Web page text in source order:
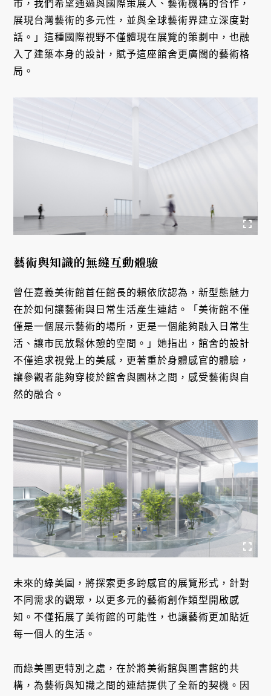
市，我們希望通過與國際策展人、藝術機構的合作，
展現台灣藝術的多元性，並與全球藝術界建立深度對
話。」這種國際視野不僅體現在展覽的策劃中，也融
入了建築本身的設計，賦予這座館舍更廣闊的藝術格
局。
藝術與知識的無縫互動體驗
曾任嘉義美術館首任館長的賴依欣認為，新型態魅力
在於如何讓藝術與日常生活產生連結。「美術館不僅
僅是一個展示藝術的場所，更是一個能夠融入日常生
活、讓市民放鬆休憩的空間。」她指出，館舍的設計
不僅追求視覺上的美感，更著重於身體感官的體驗，
讓參觀者能夠穿梭於館舍與園林之間，感受藝術與自
然的融合。
未來的綠美圖，將探索更多跨感官的展覽形式，針對
不同需求的觀眾，以更多元的藝術創作類型開啟感
知。不僅拓展了美術館的可能性，也讓藝術更加貼近
每一個人的生活。
而綠美圖更特別之處，在於將美術館與圖書館的共
構，為藝術與知識之間的連結提供了全新的契機。因